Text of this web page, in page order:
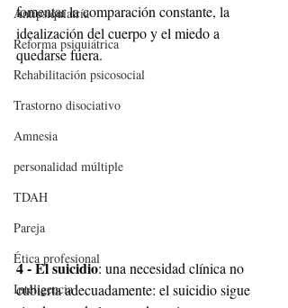
Antipsiquiatría
Reforma psiquiátrica
Rehabilitación psicosocial
Trastorno disociativo
Amnesia
personalidad múltiple
TDAH
Pareja
Ética profesional
Inteligencia
fomentar la comparación constante, la
idealización del cuerpo y el miedo a
quedarse fuera.
4 - El suicidio: una necesidad clínica no
cubierta adecuadamente: el suicidio sigue